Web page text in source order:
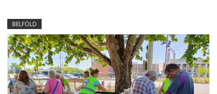
BELFÖLD